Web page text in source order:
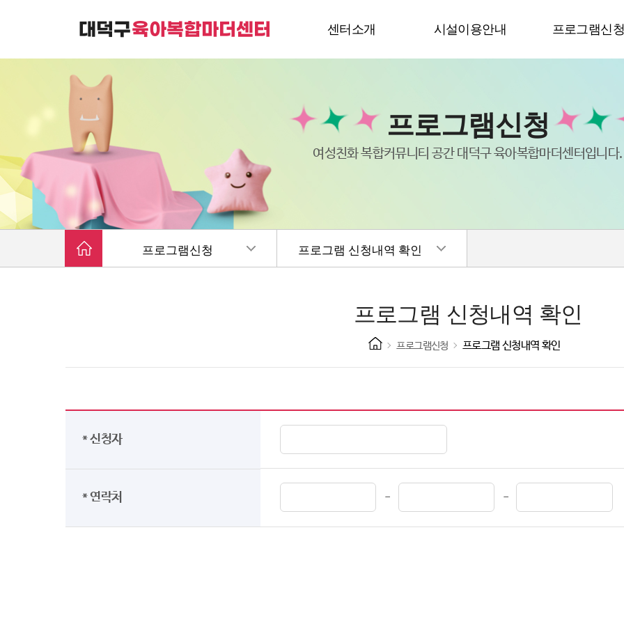
센터소개
대덕구육아복합마더센터는
가족친화 복합커뮤니티 공간입니다.
시설이용안내 프로그램신청
프로그램신청
여성친화 복합커뮤니티 공간 대덕구 육아복합마더센터입니다.
프로그램신청 프로그램 신청내역 확인
프로그램 신청내역 확인
프로그램신청 프로그램 신청내역 확인
* 신청자
* 연락처 - -